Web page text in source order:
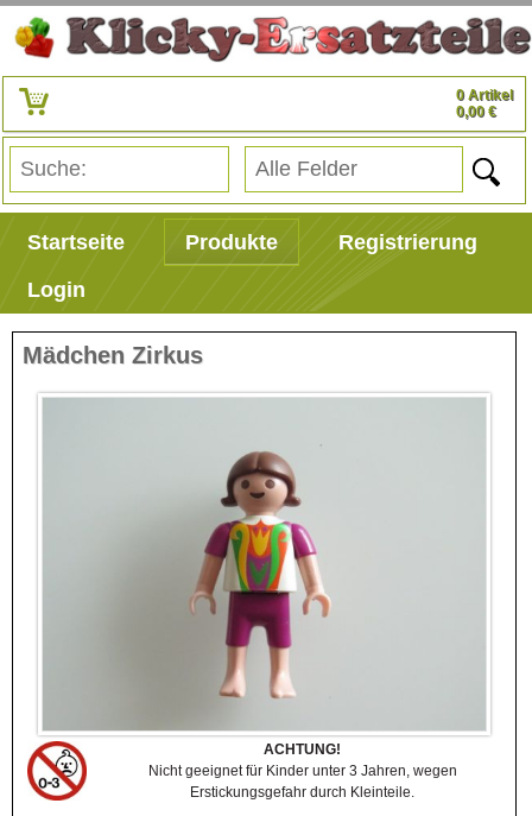
0 Artikel
0,00 €
Startseite Produkte
Registrierung
Login
Mädchen Zirkus
ACHTUNG!
Nicht geeignet für Kinder unter 3 Jahren, wegen
Erstickungsgefahr durch Kleinteile.